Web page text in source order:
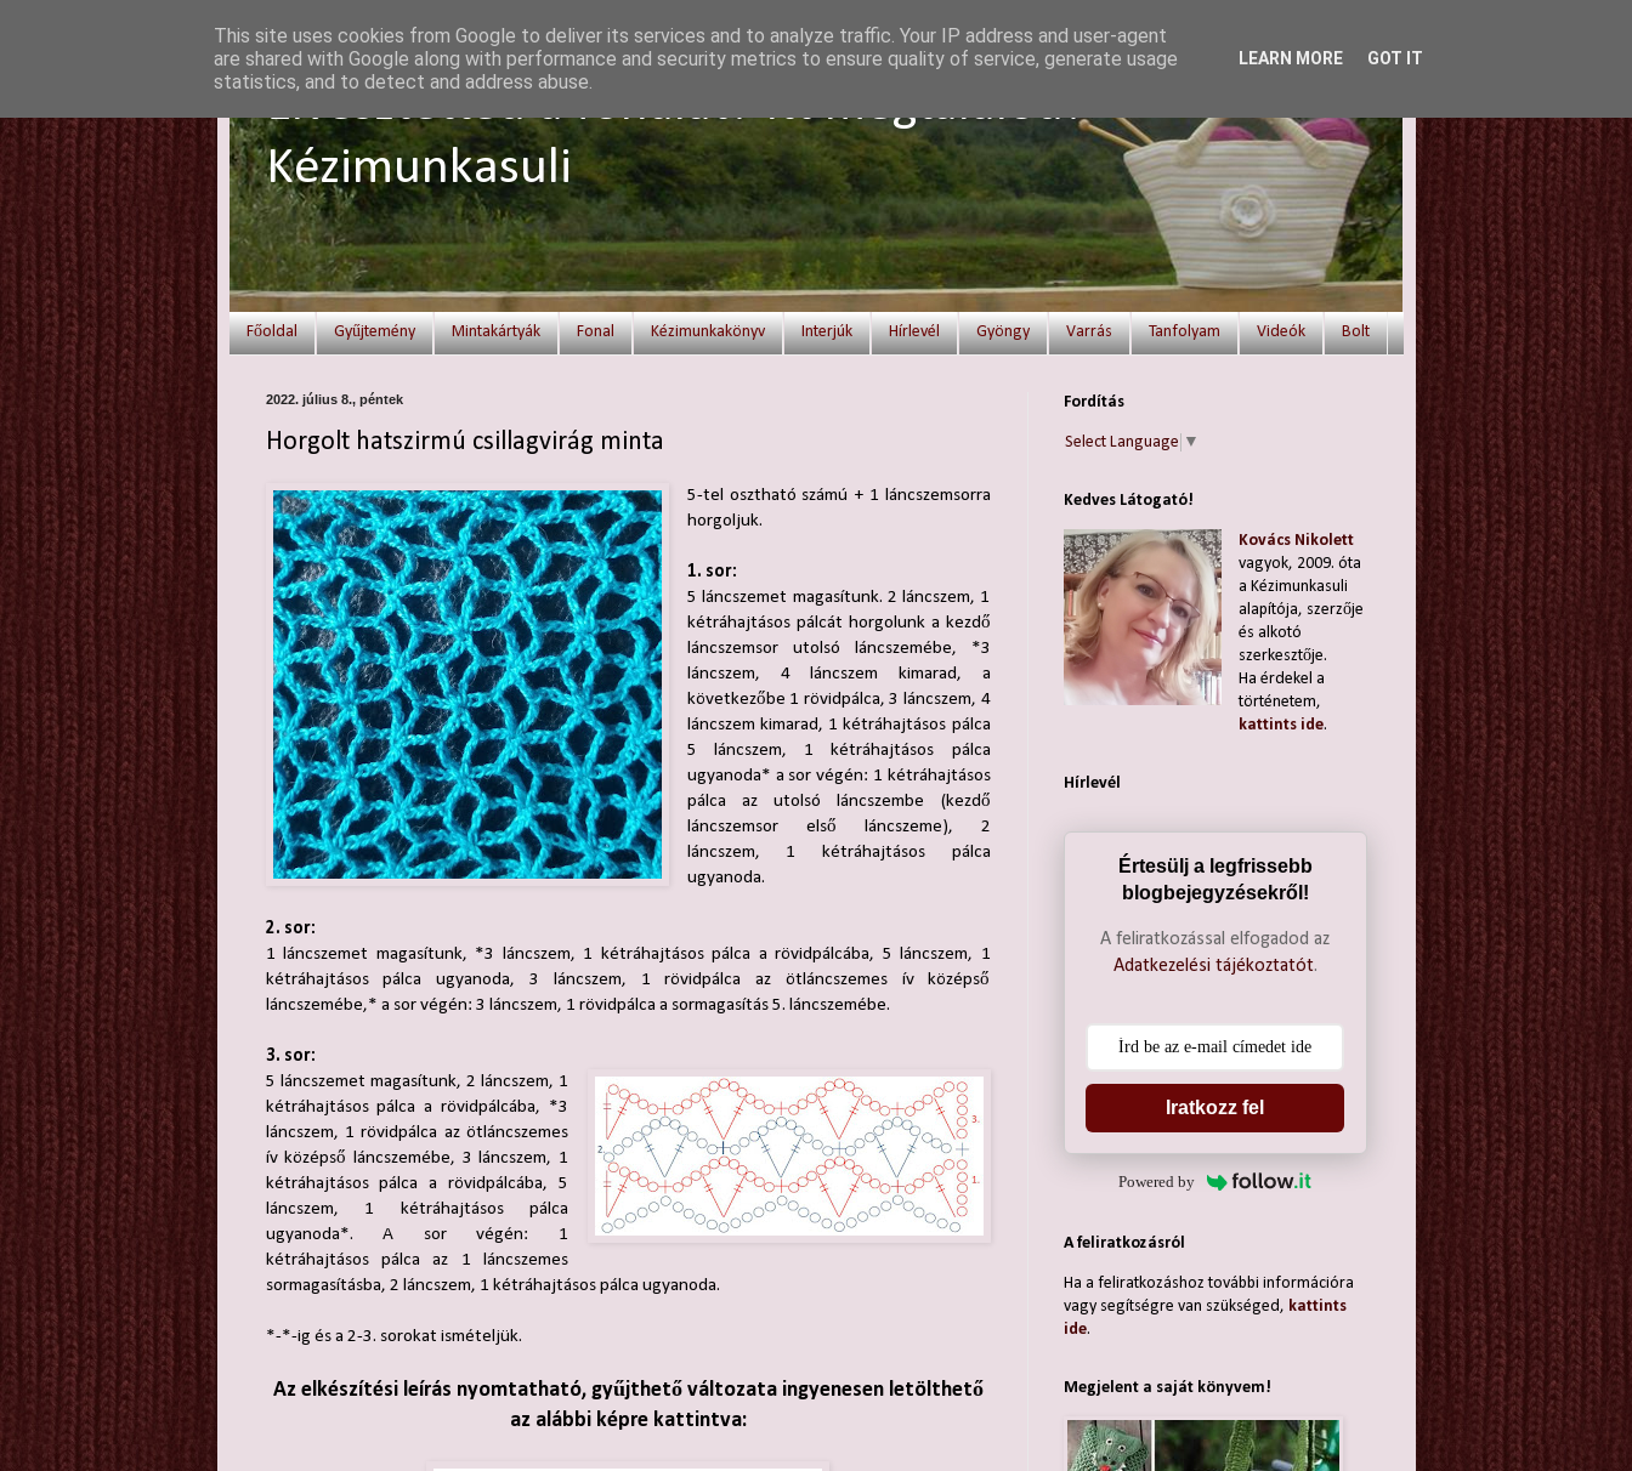
Elvesztetted a fonalat? Itt megtalálod!
Kézimunkasuli
Főoldal Gyűjtemény Mintakártyák Fonal Kézimunkakönyv Interjúk Hírlevél Gyöngy Varrás Tanfolyam Videók Bolt
2022. július 8., péntek
Horgolt hatszirmú csillagvirág minta
5-tel osztható számú + 1 láncszemsorra
horgoljuk.
1. sor:
5 láncszemet magasítunk. 2 láncszem, 1
kétráhajtásos pálcát horgolunk a kezdő
láncszemsor utolsó láncszemébe, *3
láncszem, 4 láncszem kimarad, a
következőbe 1 rövidpálca, 3 láncszem, 4
láncszem kimarad, 1 kétráhajtásos pálca
5 láncszem, 1 kétráhajtásos pálca
ugyanoda* a sor végén: 1 kétráhajtásos
pálca az utolsó láncszembe (kezdő
láncszemsor első láncszeme), 2
láncszem, 1 kétráhajtásos pálca
ugyanoda.
2. sor:
1 láncszemet magasítunk, *3 láncszem, 1 kétráhajtásos pálca a rövidpálcába, 5 láncszem, 1
kétráhajtásos pálca ugyanoda, 3 láncszem, 1 rövidpálca az ötláncszemes ív középső
láncszemébe,* a sor végén: 3 láncszem, 1 rövidpálca a sormagasítás 5. láncszemébe.
3. sor:
5 láncszemet magasítunk, 2 láncszem, 1
kétráhajtásos pálca a rövidpálcába, *3
láncszem, 1 rövidpálca az ötláncszemes
ív középső láncszemébe, 3 láncszem, 1
kétráhajtásos pálca a rövidpálcába, 5
láncszem, 1 kétráhajtásos pálca
ugyanoda*. A sor végén: 1
kétráhajtásos pálca az 1 láncszemes
sormagasításba, 2 láncszem, 1 kétráhajtásos pálca ugyanoda.
*-*-ig és a 2-3. sorokat ismételjük.
Az elkészítési leírás nyomtatható, gyűjthető változata ingyenesen letölthető
az alábbi képre kattintva:
Fordítás
Select Language ▼
Kedves Látogató!
Kovács Nikolett
vagyok, 2009. óta
a Kézimunkasuli
alapítója, szerzője
és alkotó
szerkesztője.
Ha érdekel a
történetem,
kattints ide.
Hírlevél
Értesülj a legfrissebb
blogbejegyzésekről!
A feliratkozással elfogadod az
Adatkezelési tájékoztatót.
Iratkozz fel
Powered by
A feliratkozásról
Ha a feliratkozáshoz további információra
vagy segítségre van szükséged, kattints
ide.
Megjelent a saját könyvem!
This site uses cookies from Google to deliver its services and to analyze traffic. Your IP address and user-agent
are shared with Google along with performance and security metrics to ensure quality of service, generate usage
statistics, and to detect and address abuse.
LEARN MORE GOT IT